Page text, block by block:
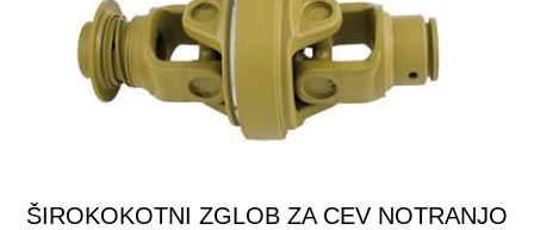
ŠIROKOKOTNI ZGLOB ZA CEV NOTRANJO